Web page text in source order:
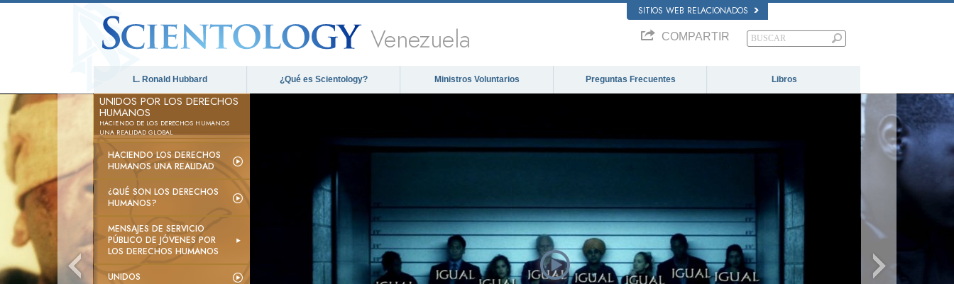
SITIOS WEB RELACIONADOS
Venezuela COMPARTIR
L. Ronald Hubbard ¿Qué es Scientology? Ministros Voluntarios Preguntas Frecuentes Libros
UNIDOS POR LOS DERECHOS
HUMANOS
HACIENDO DE LOS DERECHOS HUMANOS
UNA REALIDAD GLOBAL
HACIENDO LOS DERECHOS
HUMANOS UNA REALIDAD
¿QUÉ SON LOS DERECHOS
HUMANOS?
MENSAJES DE SERVICIO
PÚBLICO DE JÓVENES POR
LOS DERECHOS HUMANOS
UNIDOS